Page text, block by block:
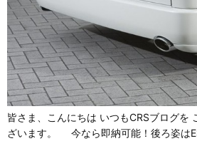
皆さま、こんにちは いつもCRSブログを
ざいます。 今なら即納可能！後ろ姿は